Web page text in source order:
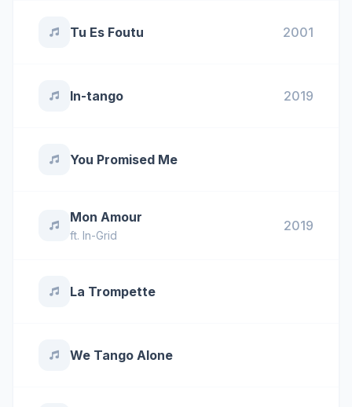
Tu Es Foutu 2001
In-tango 2019
You Promised Me
Mon Amour
ft. In-Grid
2019
La Trompette
We Tango Alone